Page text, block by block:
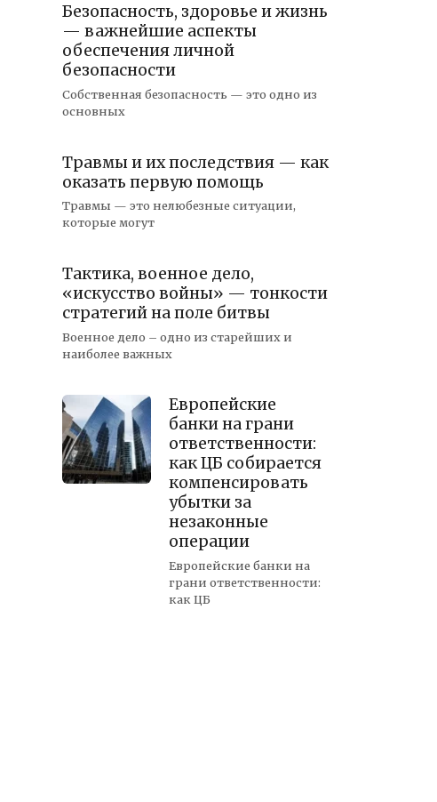
Безопасность, здоровье и жизнь
— важнейшие аспекты
обеспечения личной
безопасности
Собственная безопасность — это одно из
основных
Травмы и их последствия — как
оказать первую помощь
Травмы — это нелюбезные ситуации,
которые могут
Тактика, военное дело,
«искусство войны» — тонкости
стратегий на поле битвы
Военное дело – одно из старейших и
наиболее важных
Европейские
банки на грани
ответственности:
как ЦБ собирается
компенсировать
убытки за
незаконные
операции
Европейские банки на
грани ответственности:
как ЦБ